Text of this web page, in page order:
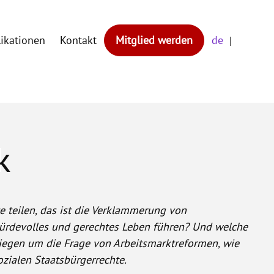
Kontakt Mitglied werden
de
teilen, das ist die Verklammerung von
und gerechtes Leben führen? Und welche
um die Frage von Arbeitsmarktreformen, wie
Staatsbürgerrechte.